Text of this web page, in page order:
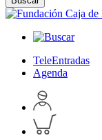
content
TeleEntradas
Agenda
Acceder
a
perfil
personal
Inspeccionar
carrito